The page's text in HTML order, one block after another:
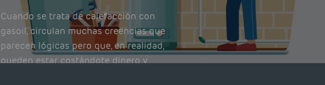
Cuando se trata de calefacción con
gasoil, circulan muchas creencias que
parecen lógicas pero que, en realidad,
pueden estar costándote dinero y